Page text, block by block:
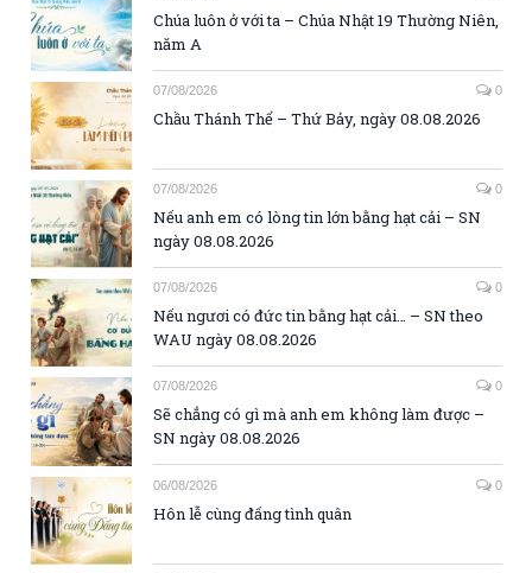
Chúa luôn ở với ta – Chúa Nhật 19 Thường Niên,
năm A
07/08/2026 0
Chầu Thánh Thể – Thứ Bảy, ngày 08.08.2026
07/08/2026 0
Nếu anh em có lòng tin lớn bằng hạt cải – SN
ngày 08.08.2026
07/08/2026 0
Nếu ngươi có đức tin bằng hạt cải… – SN theo
WAU ngày 08.08.2026
07/08/2026 0
Sẽ chẳng có gì mà anh em không làm được –
SN ngày 08.08.2026
06/08/2026 0
Hôn lễ cùng đấng tình quân